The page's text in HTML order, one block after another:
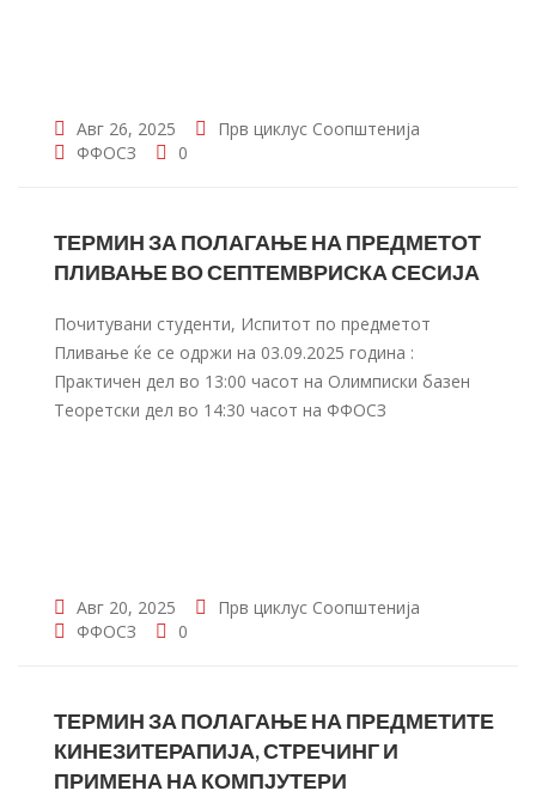
Авг 26, 2025 Прв циклус Соопштенија
ФФОСЗ
0
ТЕРМИН ЗА ПОЛАГАЊЕ НА ПРЕДМЕТОТ
ПЛИВАЊЕ ВО СЕПТЕМВРИСКА СЕСИЈА
Почитувани студенти, Испитот по предметот
Пливање ќе се одржи на 03.09.2025 година :
Практичен дел во 13:00 часот на Олимписки базен
Теоретски дел во 14:30 часот на ФФОСЗ
Авг 20, 2025 Прв циклус Соопштенија
ФФОСЗ
0
ТЕРМИН ЗА ПОЛАГАЊЕ НА ПРЕДМЕТИТЕ
КИНЕЗИТЕРАПИЈА, СТРЕЧИНГ И
ПРИМЕНА НА КОМПЈУТЕРИ